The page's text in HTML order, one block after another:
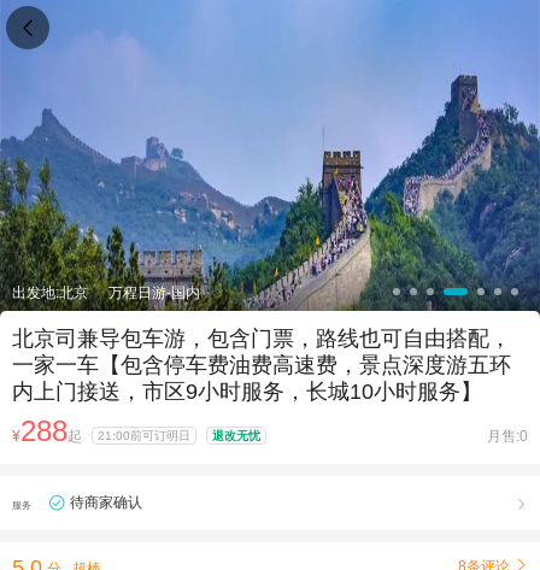
出发地:北京 万程日游-国内
北京司兼导包车游，包含门票，路线也可自由搭配，
一家一车【包含停车费油费高速费，景点深度游五环
内上门接送，市区9小时服务，长城10小时服务】
¥288起 21:00前可订明日 退改无忧 月售:0
服务 待商家确认 

